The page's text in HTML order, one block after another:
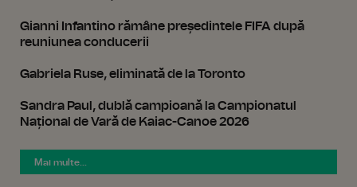
Gianni Infantino rămâne președintele FIFA după
reuniunea conducerii
Gabriela Ruse, eliminată de la Toronto
Sandra Paul, dublă campioană la Campionatul
Național de Vară de Kaiac-Canoe 2026
Mai multe...